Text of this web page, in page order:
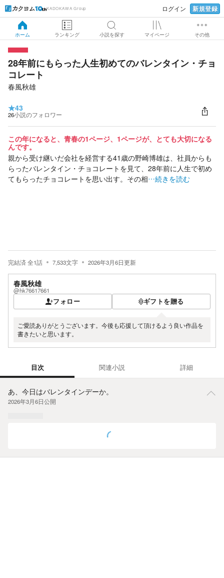
KADOKAWA Group ログイン 新規登録
ホーム ランキング 小説を探す マイページ その他
28年前にもらった人生初めてのバレンタイン・チョ
コレート
春風秋雄
★43
26小説のフォロワー
この年になると、青春の1ページ、1ページが、とても大切になる
んです。
親から受け継いだ会社を経営する41歳の野崎博雄は、社員からも
らったバレンタイン・チョコレートを見て、28年前に人生で初め
てもらったチョコレートを思い出す。その相…続きを読む
完結済全1話 7,533文字 2026年3月6日更新
春風秋雄
@hk76617661
フォロー ギフトを贈る
ご愛読ありがとうございます。今後も応援して頂けるよう良い作品を
書きたいと思います。
目次 関連小説 詳細
あ、今日はバレンタインデーか。
2026年3月6日公開